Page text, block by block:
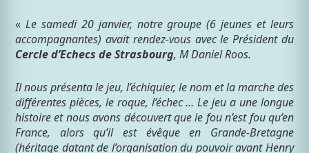
« Le samedi 20 janvier, notre groupe (6 jeunes et leurs
accompagnantes) avait rendez-vous avec le Président du
Cercle d’Echecs de Strasbourg, M Daniel Roos.
Il nous présenta le jeu, l’échiquier, le nom et la marche des
différentes pièces, le roque, l’échec … Le jeu a une longue
histoire et nous avons découvert que le fou n’est fou qu’en
France, alors qu’il est évêque en Grande-Bretagne
(héritage datant de l’organisation du pouvoir avant Henry